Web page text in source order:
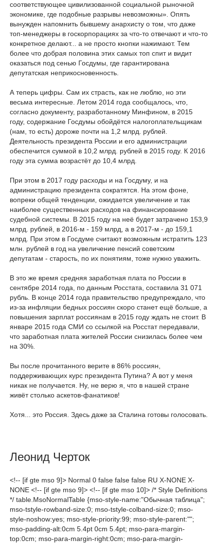
соответствующее цивилизованной социальной рыночной
экономике, где подобные разрывы невозможны». Опять
вынужден напомнить бывшему анархисту о том, что даже
топ-менеджеры в госкорпорациях за что-то отвечают и что-то
конкретное делают... а не просто кнопки нажимают. Тем
более что добрая половина этих самых топ спит и видит
оказаться под сенью Госдумы, где гарантирована
депутатская неприкосновенность.
А теперь цифры. Сам их страсть, как не люблю, но эти
весьма интересные. Летом 2014 года сообщалось, что,
согласно документу, разработанному Минфином, в 2015
году, содержание Госдумы обойдётся налогоплательщикам
(нам, то есть) дороже почти на 1,2 млрд. рублей.
Деятельность президента России и его администрации
обеспечится суммой в 10,2 млрд. рублей в 2015 году. К 2016
году эта сумма возрастёт до 10,4 млрд.
При этом в 2017 году расходы и на Госдуму, и на
администрацию президента сократятся. На этом фоне,
вопреки общей тенденции, ожидается увеличение и так
наиболее существенных расходов на финансирование
судебной системы. В 2015 году на неё будет затрачено 153,9
млрд. рублей, в 2016-м - 159 млрд, а в 2017-м - до 159,1
млрд. При этом в Госдуме считают возможным истратить 123
млн. рублей в год на увеличение пенсий советским
депутатам - старость, по их понятиям, тоже нужно уважить.
В это же время средняя заработная плата по России в
сентябре 2014 года, по данным Росстата, составила 31 071
рубль. В конце 2014 года правительство предупреждало, что
из-за инфляции бедных россиян скоро станет ещё больше, а
повышения зарплат россиянам в 2015 году ждать не стоит. В
январе 2015 года СМИ со ссылкой на Росстат передавали,
что заработная плата жителей России снизилась более чем
на 30%.
Вы после прочитанного верите в 86% россиян,
поддерживающих курс президента Путина? А вот у меня
никак не получается. Ну, не верю я, что в нашей стране
живёт столько аскетов-фанатиков!
Хотя... это Россия. Здесь даже за Сталина готовы голосовать.
Леонид Черток
<!-- [if gte mso 9]> Normal 0 false false false RU X-NONE X-
NONE <!-- [if gte mso 9]> <!-- [if gte mso 10]> /* Style Definitions
*/ table.MsoNormalTable {mso-style-name:"Обычная таблица";
mso-tstyle-rowband-size:0; mso-tstyle-colband-size:0; mso-
style-noshow:yes; mso-style-priority:99; mso-style-parent:"";
mso-padding-alt:0cm 5.4pt 0cm 5.4pt; mso-para-margin-
top:0cm; mso-para-margin-right:0cm; mso-para-margin-